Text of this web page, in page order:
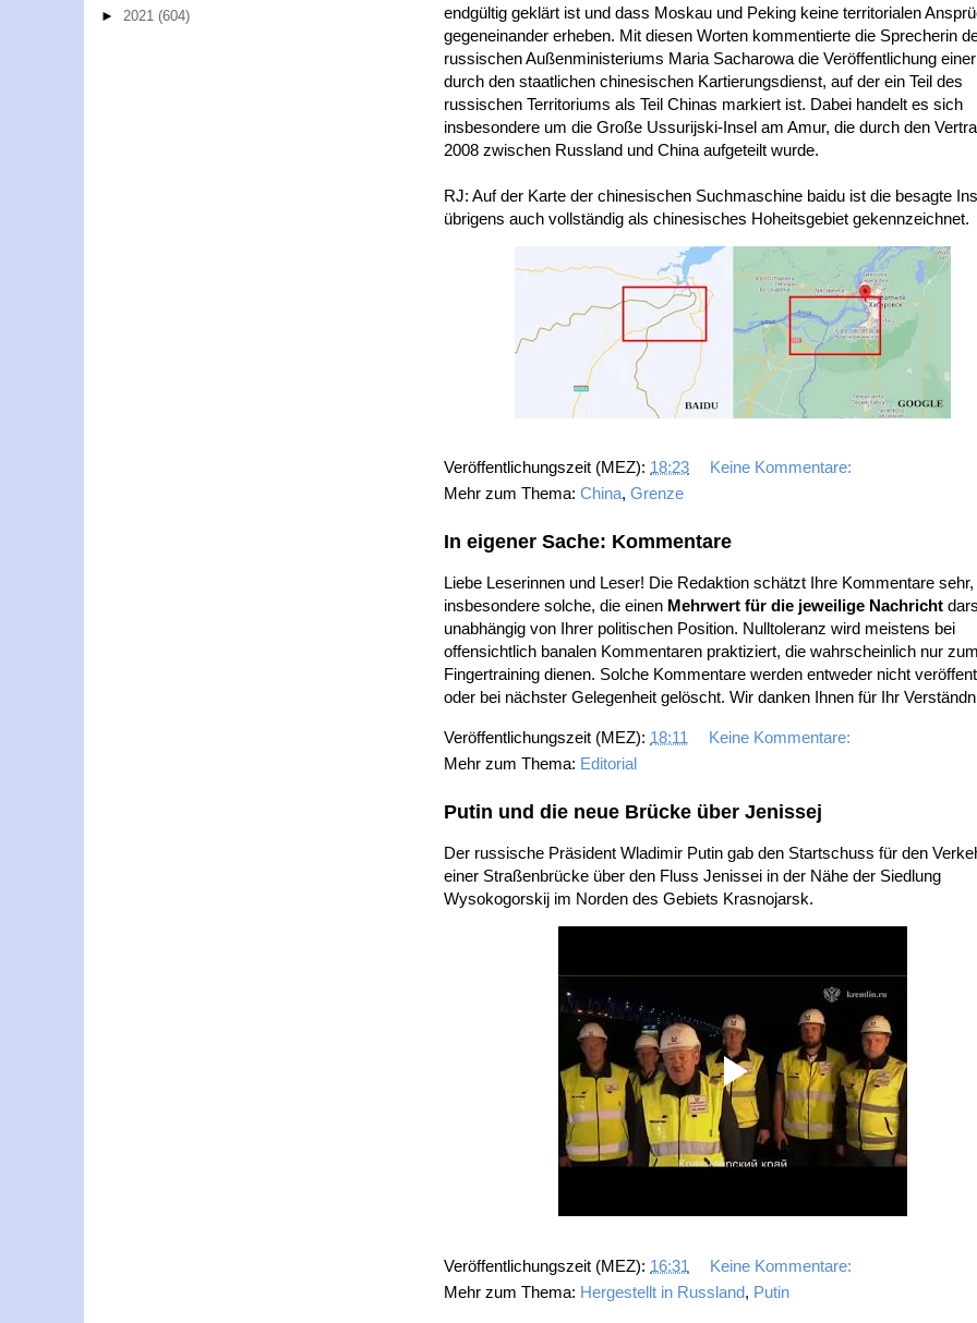
endgültig geklärt ist und dass Moskau und Peking keine territorialen
gegeneinander erheben. Mit diesen Worten kommentierte die Sprecherin
russischen Außenministeriums Maria Sacharowa die Veröffentlichung
durch den staatlichen chinesischen Kartierungsdienst, auf der ein Teil des
russischen Territoriums als Teil Chinas markiert ist. Dabei handelt es sich
insbesondere um die Große Ussurijski-Insel am Amur, die durch den
2008 zwischen Russland und China aufgeteilt wurde.
RJ: Auf der Karte der chinesischen Suchmaschine baidu ist die besagte
übrigens auch vollständig als chinesisches Hoheitsgebiet gekennzeichnet.
Veröffentlichungszeit (MEZ): 18:23
Keine Kommentare:
Mehr zum Thema: China, Grenze
In eigener Sache: Kommentare
Liebe Leserinnen und Leser! Die Redaktion schätzt Ihre Kommentare sehr,
insbesondere solche, die einen Mehrwert für die jeweilige Nachricht
unabhängig von Ihrer politischen Position. Nulltoleranz wird meistens bei
offensichtlich banalen Kommentaren praktiziert, die wahrscheinlich nur zum
Fingertraining dienen. Solche Kommentare werden entweder nicht
oder bei nächster Gelegenheit gelöscht. Wir danken Ihnen für Ihr
Veröffentlichungszeit (MEZ): 18:11
Keine Kommentare:
Mehr zum Thema: Editorial
Putin und die neue Brücke über Jenissej
Der russische Präsident Wladimir Putin gab den Startschuss für den
einer Straßenbrücke über den Fluss Jenissei in der Nähe der Siedlung
Wysokogorskij im Norden des Gebiets Krasnojarsk.
Veröffentlichungszeit (MEZ): 16:31
Keine Kommentare:
Mehr zum Thema: Hergestellt in Russland, Putin
► 2021 (604)